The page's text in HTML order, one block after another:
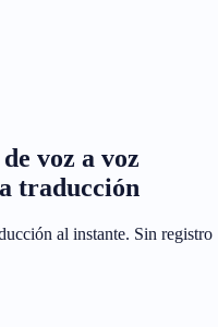
voz a voz
traducción
al instante. Sin registro